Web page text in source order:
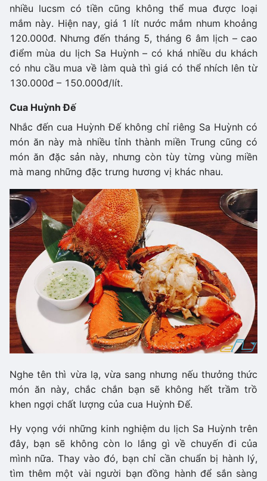
nhiều lucsm có tiền cũng không thể mua được loại
mắm này. Hiện nay, giá 1 lít nước mắm nhum khoảng
120.000đ. Nhưng đến tháng 5, tháng 6 âm lịch – cao
điểm mùa du lịch Sa Huỳnh – có khá nhiều du khách
có nhu cầu mua về làm quà thì giá có thể nhích lên từ
130.000đ – 150.000đ/lít.
Cua Huỳnh Đế
Nhắc đến cua Huỳnh Đế không chỉ riêng Sa Huỳnh có
món ăn này mà nhiều tỉnh thành miền Trung cũng có
món ăn đặc sản này, nhưng còn tùy từng vùng miền
mà mang những đặc trưng hương vị khác nhau.
Nghe tên thì vừa lạ, vừa sang nhưng nếu thưởng thức
món ăn này, chắc chắn bạn sẽ không hết trầm trồ
khen ngợi chất lượng của cua Huỳnh Đế.
Hy vọng với những kinh nghiệm du lịch Sa Huỳnh trên
đây, bạn sẽ không còn lo lắng gì về chuyến đi của
mình nữa. Thay vào đó, bạn chỉ cần chuẩn bị hành lý,
tìm thêm một vài người bạn đồng hành để sắn sàng